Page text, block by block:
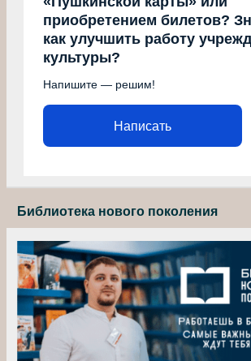
приобретением билетов?
как улучшить работу
культуры?
Напишите — решим!
Написать
Библиотека нового поколения